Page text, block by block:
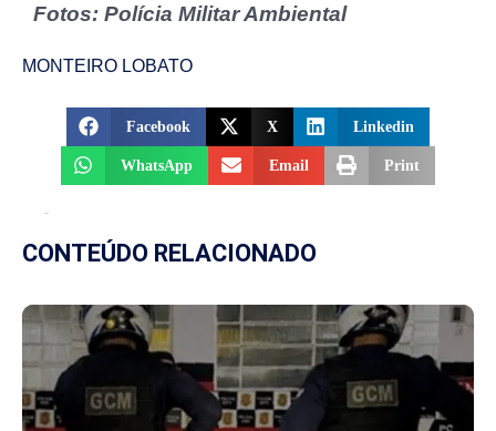
Fotos: Polícia Militar Ambiental
MONTEIRO LOBATO
Facebook X Linkedin
WhatsApp Email Print
CONTEÚDO RELACIONADO